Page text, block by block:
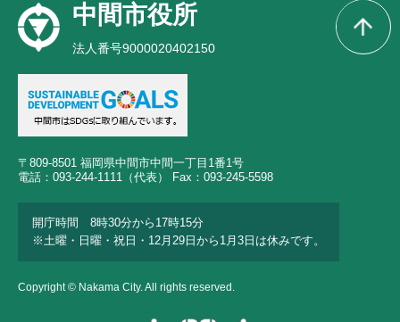
中間市役所
法人番号9000020402150
〒809-8501 福岡県中間市中間一丁目1番1号
電話：093-244-1111（代表） Fax：093-245-5598
開庁時間 8時30分から17時15分
※土曜・日曜・祝日・12月29日から1月3日は休みです。
Copyright © Nakama City. All rights reserved.